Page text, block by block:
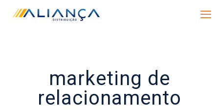
marketing de
relacionamento